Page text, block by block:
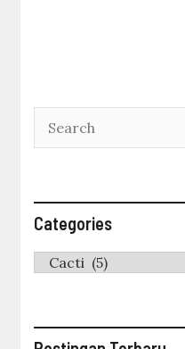
Categories
Categories